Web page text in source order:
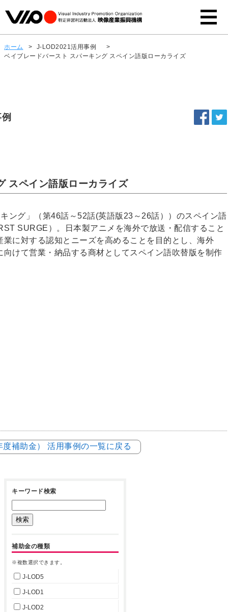
ホーム > J-LOD2021活用事例
>
ベイブレードバースト スパーキング スペイン語版ローカライズ
スペイン語版ローカライズ
ング」（第46話～52話(英語版23～26話））のスペイン語
SURGE）。日本製アニメを海外で放送・配信すること
に対する認知とニーズを高めることを目的とし、海外
けて営業・納品する商材としてスペイン語吹替版を制作
補助金） 活用事例の一覧に戻る
キーワード検索
補助金の種類
※複数選択できます。
J-LOD5
J-LOD1
J-LOD2